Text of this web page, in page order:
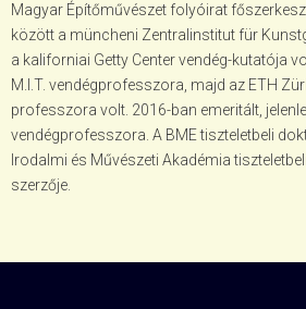
Magyar Építőművészet folyóirat
között a müncheni Zentralinstitut für
a kaliforniai Getty Center vendég-kutatója
M.I.T. vendégprofesszora, majd az ETH
professzora volt. 2016-ban emeritált,
vendégprofesszora. A BME tiszteletbeli
Irodalmi és Művészeti Akadémia
szerzője.